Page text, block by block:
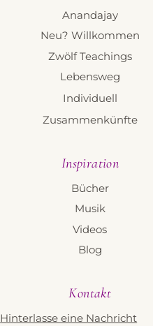
Kontakt
Hinterlasse eine Nachricht
Inspiration
Bücher
Musik
Videos
Blog
Neu? Willkommen
Anandajay
Zwölf Teachings
Lebensweg
Individuell
Zusammenkünfte